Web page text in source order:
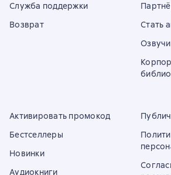
Служба поддержки
Возврат
Стать
Активировать промокод
Бестселлеры
Новинки
Аудиокниги